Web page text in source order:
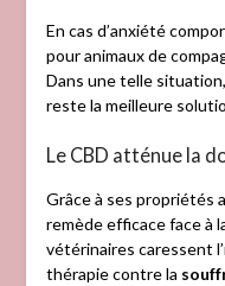
En cas d’anxiété
pour animaux de
Dans une telle
reste la meilleure
Le CBD atténue la
Grâce à ses propriétés
remède efficace face à
vétérinaires caressent
thérapie contre la